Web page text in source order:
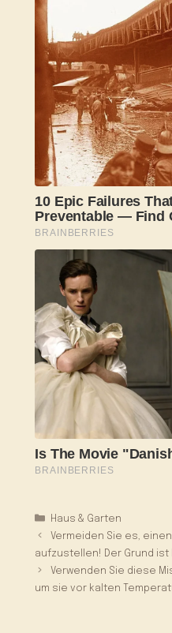
Kategorien
Haus & Garten
Vermeiden Sie es,
aufzustellen! Der Grund
Verwenden Sie diese
um sie vor kalten